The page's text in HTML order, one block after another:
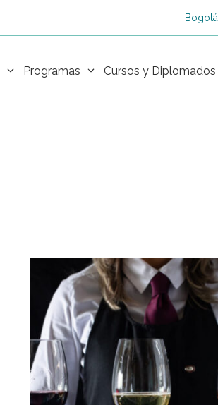
Bogotá
Programas Cursos y Diplomados